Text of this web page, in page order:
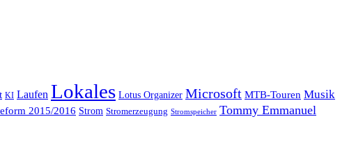
KI Laufen Lokales Lotus Organizer Microsoft MTB-Touren Musik
2015/2016 Strom Stromerzeugung Stromspeicher Tommy Emmanuel